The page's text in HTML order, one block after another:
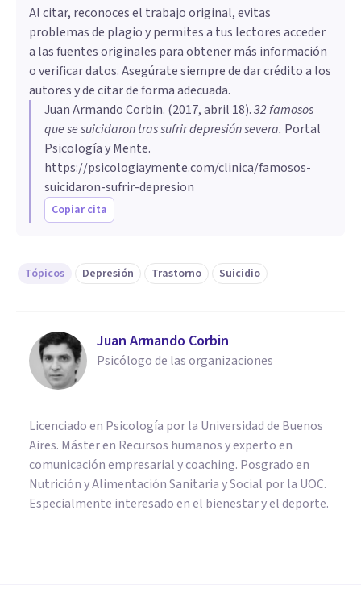
el dinero pueden esconderse sufrimientos
profundos que no siempre se ven desde afuera.
auto-explotación laboral. Por eso, entender
que el éxito económico y mediático no
significa felicidad ayuda a no idealizar esas
condiciones ni negar la realidad de las
dificultades internas.
Al citar, reconoces el trabajo original, evitas
problemas de plagio y permites a tus lectores acceder
a las fuentes originales para obtener más información
o verificar datos. Asegúrate siempre de dar crédito a los
autores y de citar de forma adecuada.
Juan Armando Corbin. (2017, abril 18).32 famosos
que se suicidaron tras sufrir depresión severa. Portal
Psicología y Mente.
https://psicologiaymente.com/clinica/famosos-
suicidaron-sufrir-depresion
Copiar cita
Tópicos Depresión Trastorno Suicidio
Juan Armando Corbin
Psicólogo de las organizaciones
Licenciado en Psicología por la Universidad de Buenos
Aires. Máster en Recursos humanos y experto en
comunicación empresarial y coaching. Posgrado en
Nutrición y Alimentación Sanitaria y Social por la UOC.
Especialmente interesado en el bienestar y el deporte.